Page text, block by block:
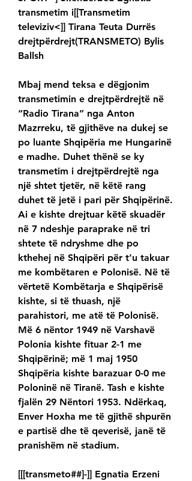
transmetim i[[Transmetim
televiziv<]] Tirana Teuta Durrës
drejtpërdrejt(TRANSMETO) Bylis
Ballsh
Mbaj mend teksa e dëgjonim
transmetimin e drejtpërdrejtë në
“Radio Tirana” nga Anton
Mazrreku, të gjithëve na dukej se
po luante Shqipëria me Hungarinë
e madhe. Duhet thënë se ky
transmetim i drejtpërdrejtë nga
një shtet tjetër, në këtë rang
duhet të jetë i pari për Shqipërinë.
Ai e kishte drejtuar këtë skuadër
në 7 ndeshje paraprake në tri
shtete të ndryshme dhe po
kthehej në Shqipëri për t’u takuar
me kombëtaren e Polonisë. Në të
vërtetë Kombëtarja e Shqipërisë
kishte, si të thuash, një
parahistori, me atë të Polonisë.
Më 6 nëntor 1949 në Varshavë
Polonia kishte fituar 2-1 me
Shqipërinë; më 1 maj 1950
Shqipëria kishte barazuar 0-0 me
Poloninë në Tiranë. Tash e kishte
fjalën 29 Nëntori 1953. Ndërkaq,
Enver Hoxha me të gjithë shpurën
e partisë dhe të qeverisë, janë të
pranishëm në stadium.
[[[transmeto##]-]] Egnatia Erzeni